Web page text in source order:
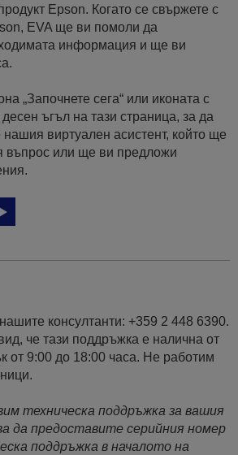
Epson. Когато се свържете с
EVA ще ви помоли да
информация и ще ви
„Започнете сега“ или иконата с
ъгъл на тази страница, за да
нашия виртуален асистент, който ще
въпрос или ще ви предложи
консултанти: +359 2 448 6390.
че тази поддръжка е налична от
от 9:00 до 18:00 часа. Не работим
техническа поддръжка за вашия
да предоставите серийния номер
поддръжка в началото на